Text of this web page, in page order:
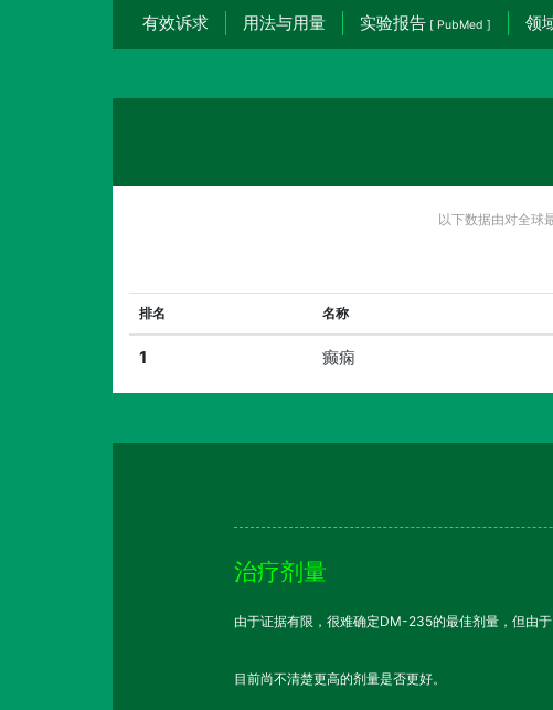
有效诉求 用法与用量 实验报告 [ PubMed ] 领
以下数据由对全球
排名 名称
1 癫痫
治疗剂量
由于证据有限，很难确定DM-235的最佳剂量，但由
目前尚不清楚更高的剂量是否更好。